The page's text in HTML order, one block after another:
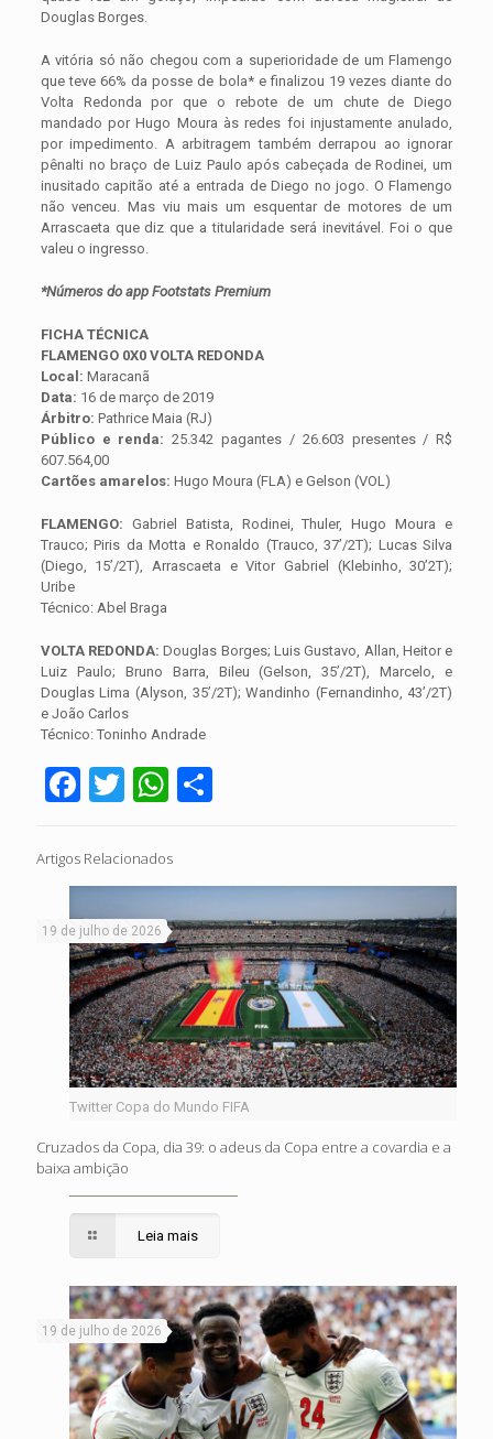
Douglas Borges.
A vitória só não chegou com a superioridade de um Flamengo
que teve 66% da posse de bola* e finalizou 19 vezes diante do
Volta Redonda por que o rebote de um chute de Diego
mandado por Hugo Moura às redes foi injustamente anulado,
por impedimento. A arbitragem também derrapou ao ignorar
pênalti no braço de Luiz Paulo após cabeçada de Rodinei, um
inusitado capitão até a entrada de Diego no jogo. O Flamengo
não venceu. Mas viu mais um esquentar de motores de um
Arrascaeta que diz que a titularidade será inevitável. Foi o que
valeu o ingresso.
*Números do app Footstats Premium
FICHA TÉCNICA
FLAMENGO 0X0 VOLTA REDONDA
Local: Maracanã
Data: 16 de março de 2019
Árbitro: Pathrice Maia (RJ)
Público e renda: 25.342 pagantes / 26.603 presentes / R$
607.564,00
Cartões amarelos: Hugo Moura (FLA) e Gelson (VOL)
FLAMENGO: Gabriel Batista, Rodinei, Thuler, Hugo Moura e
Trauco; Piris da Motta e Ronaldo (Trauco, 37’/2T); Lucas Silva
(Diego, 15’/2T), Arrascaeta e Vitor Gabriel (Klebinho, 30’2T);
Uribe
Técnico: Abel Braga
VOLTA REDONDA: Douglas Borges; Luis Gustavo, Allan, Heitor e
Luiz Paulo; Bruno Barra, Bileu (Gelson, 35’/2T), Marcelo, e
Douglas Lima (Alyson, 35’/2T); Wandinho (Fernandinho, 43’/2T)
e João Carlos
Técnico: Toninho Andrade
Facebook
TwitterWhatsApp
Share
Artigos Relacionados
Twitter Copa do Mundo FIFA
19 de julho de 2026
Cruzados da Copa, dia 39: o adeus da Copa entre a covardia e a
baixa ambição
Leia mais
19 de julho de 2026